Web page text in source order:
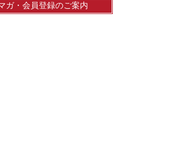
ガ・会員登録のご案内